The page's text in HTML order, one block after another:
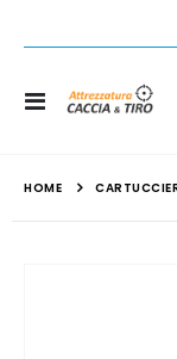
Toggle
HOME